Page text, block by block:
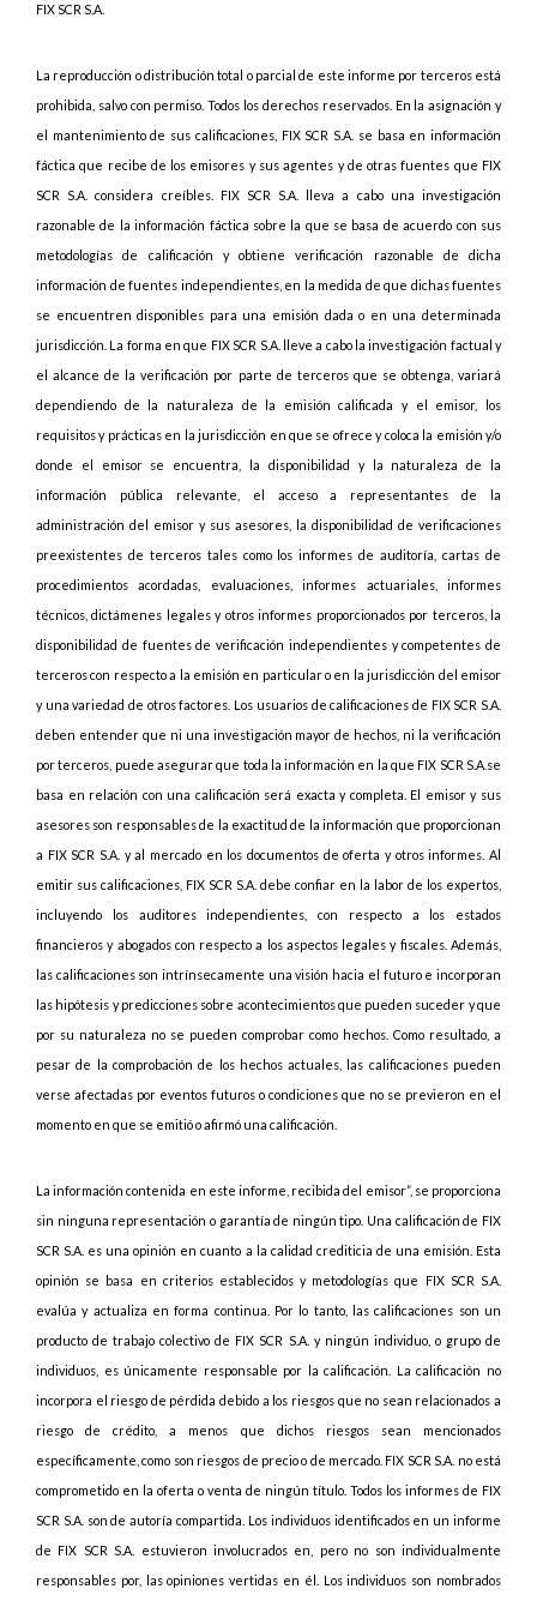
FIX SCR S.A.
La reproducción o distribución total o parcial de este informe por terceros está
prohibida, salvo con permiso. Todos los derechos reservados. En la asignación y
el mantenimiento de sus calificaciones, FIX SCR S.A. se basa en información
fáctica que recibe de los emisores y sus agentes y de otras fuentes que FIX
SCR S.A. considera creíbles. FIX SCR S.A. lleva a cabo una investigación
razonable de la información fáctica sobre la que se basa de acuerdo con sus
metodologías de calificación y obtiene verificación razonable de dicha
información de fuentes independientes, en la medida de que dichas fuentes
se encuentren disponibles para una emisión dada o en una determinada
jurisdicción. La forma en que FIX SCR S.A. lleve a cabo la investigación factual y
el alcance de la verificación por parte de terceros que se obtenga, variará
dependiendo de la naturaleza de la emisión calificada y el emisor, los
requisitos y prácticas en la jurisdicción en que se ofrece y coloca la emisión y/o
donde el emisor se encuentra, la disponibilidad y la naturaleza de la
información pública relevante, el acceso a representantes de la
administración del emisor y sus asesores, la disponibilidad de verificaciones
preexistentes de terceros tales como los informes de auditoría, cartas de
procedimientos acordadas, evaluaciones, informes actuariales, informes
técnicos, dictámenes legales y otros informes proporcionados por terceros, la
disponibilidad de fuentes de verificación independientes y competentes de
terceros con respecto a la emisión en particular o en la jurisdicción del emisor
y una variedad de otros factores. Los usuarios de calificaciones de FIX SCR S.A.
deben entender que ni una investigación mayor de hechos, ni la verificación
por terceros, puede asegurar que toda la información en la que FIX SCR S.A.se
basa en relación con una calificación será exacta y completa. El emisor y sus
asesores son responsables de la exactitud de la información que proporcionan
a FIX SCR S.A. y al mercado en los documentos de oferta y otros informes. Al
emitir sus calificaciones, FIX SCR S.A. debe confiar en la labor de los expertos,
incluyendo los auditores independientes, con respecto a los estados
financieros y abogados con respecto a los aspectos legales y fiscales. Además,
las calificaciones son intrínsecamente una visión hacia el futuro e incorporan
las hipótesis y predicciones sobre acontecimientos que pueden suceder y que
por su naturaleza no se pueden comprobar como hechos. Como resultado, a
pesar de la comprobación de los hechos actuales, las calificaciones pueden
verse afectadas por eventos futuros o condiciones que no se previeron en el
momento en que se emitió o afirmó una calificación.
La información contenida en este informe, recibida del emisor”, se proporciona
sin ninguna representación o garantía de ningún tipo. Una calificación de FIX
SCR S.A. es una opinión en cuanto a la calidad crediticia de una emisión. Esta
opinión se basa en criterios establecidos y metodologías que FIX SCR S.A.
evalúa y actualiza en forma continua. Por lo tanto, las calificaciones son un
producto de trabajo colectivo de FIX SCR S.A. y ningún individuo, o grupo de
individuos, es únicamente responsable por la calificación. La calificación no
incorpora el riesgo de pérdida debido a los riesgos que no sean relacionados a
riesgo de crédito, a menos que dichos riesgos sean mencionados
específicamente, como son riesgos de precio o de mercado. FIX SCR S.A. no está
comprometido en la oferta o venta de ningún título. Todos los informes de FIX
SCR S.A. son de autoría compartida. Los individuos identificados en un informe
de FIX SCR S.A. estuvieron involucrados en, pero no son individualmente
responsables por, las opiniones vertidas en él. Los individuos son nombrados